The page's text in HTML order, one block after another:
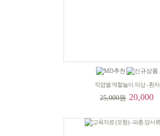
직업별 역할놀이 의상 - 환자
25,000원 20,000